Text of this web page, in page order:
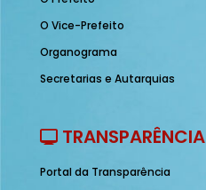
O Vice-Prefeito
Organograma
Secretarias e Autarquias
TRANSPARÊNCIA
Portal da Transparência